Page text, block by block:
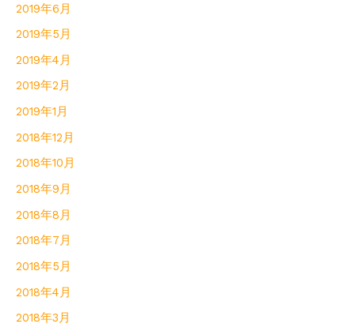
2019年6月
2019年5月
2019年4月
2019年2月
2019年1月
2018年12月
2018年10月
2018年9月
2018年8月
2018年7月
2018年5月
2018年4月
2018年3月